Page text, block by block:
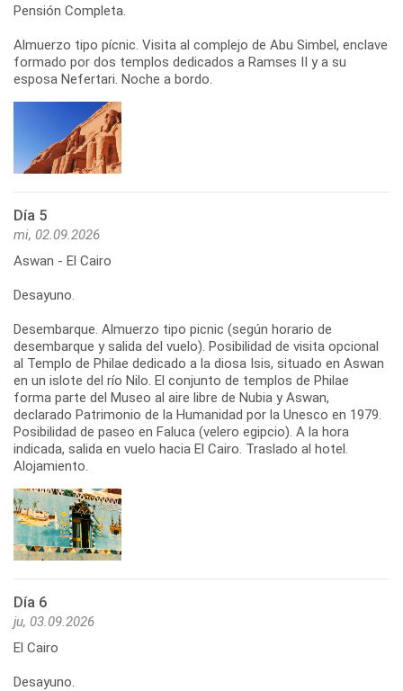
Pensión Completa.
Almuerzo tipo pícnic. Visita al complejo de Abu Simbel, enclave
formado por dos templos dedicados a Ramses II y a su
esposa Nefertari. Noche a bordo.
Día 5
mi, 02.09.2026
Aswan - El Cairo
Desayuno.
Desembarque. Almuerzo tipo picnic (según horario de
desembarque y salida del vuelo). Posibilidad de visita opcional
al Templo de Philae dedicado a la diosa Isis, situado en Aswan
en un islote del río Nilo. El conjunto de templos de Philae
forma parte del Museo al aire libre de Nubia y Aswan,
declarado Patrimonio de la Humanidad por la Unesco en 1979.
Posibilidad de paseo en Faluca (velero egipcio). A la hora
indicada, salida en vuelo hacia El Cairo. Traslado al hotel.
Alojamiento.
Día 6
ju, 03.09.2026
El Cairo
Desayuno.